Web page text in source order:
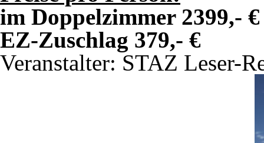
im Doppelzimmer 2399,- €
EZ-Zuschlag 379,- €
Veranstalter: STAZ Leser-